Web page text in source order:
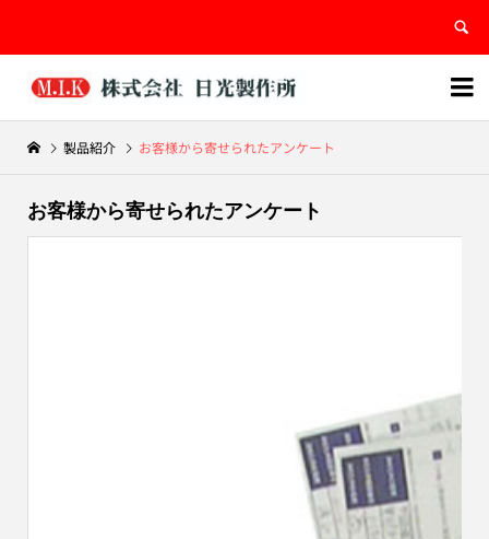


製品紹介 お客様から寄せられたアンケート
お客様から寄せられたアンケート